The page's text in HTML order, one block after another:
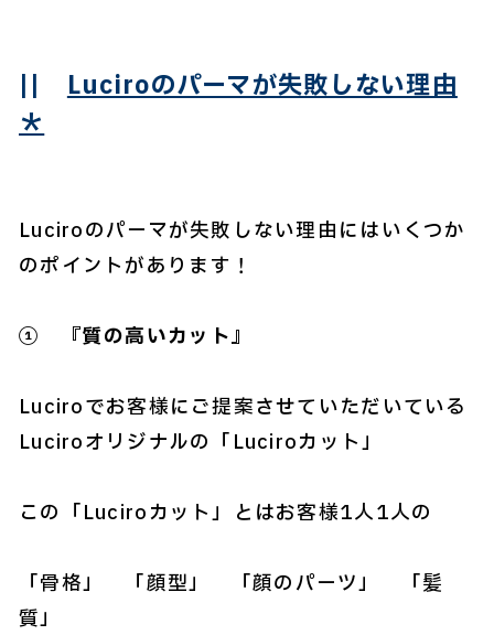
||Luciroのパーマが失敗しない理由
＊
Luciroのパーマが失敗しない理由にはいくつか
のポイントがあります！
① 『質の高いカット』
Luciroでお客様にご提案させていただいている
Luciroオリジナルの「Luciroカット」
この「Luciroカット」とはお客様1人1人の
「骨格」 「顔型」 「顔のパーツ」 「髪
質」